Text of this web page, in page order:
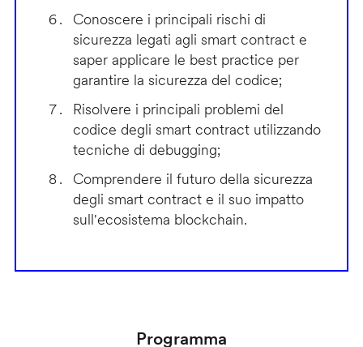
Conoscere i principali rischi di
sicurezza legati agli smart contract e
saper applicare le best practice per
garantire la sicurezza del codice;
Risolvere i principali problemi del
codice degli smart contract utilizzando
tecniche di debugging;
Comprendere il futuro della sicurezza
degli smart contract e il suo impatto
sull'ecosistema blockchain.
Programma